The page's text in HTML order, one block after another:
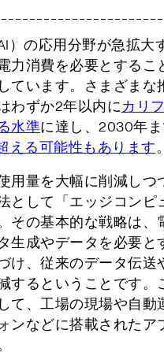
）の応用分野が急拡大
力消費を必要とするこ
ています。さまざまな
わずか2年以内にカリ
水準に達し、2030年
える可能性もあります。
用量を大幅に削減しつ
として「エッジコンピ
その基本的な戦略は、
生成やデータを必要と
け、従来のデータ伝送
するということです。
て、工場の現場や自動
ンなどに搭載されたア